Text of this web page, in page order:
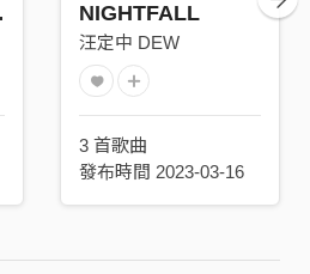
NIGHTFALL
汪定中 DEW
3 首歌曲
發布時間 2023-03-16